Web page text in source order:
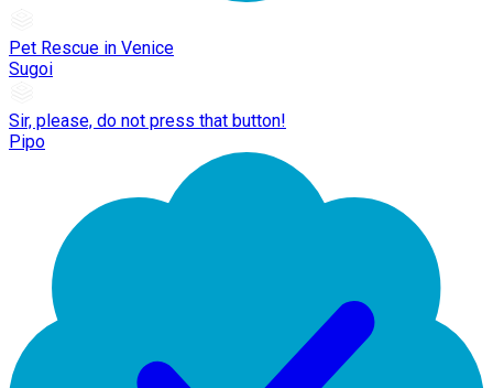
Pet Rescue in Venice
Sugoi
Sir, please, do not press that button!
Pipo